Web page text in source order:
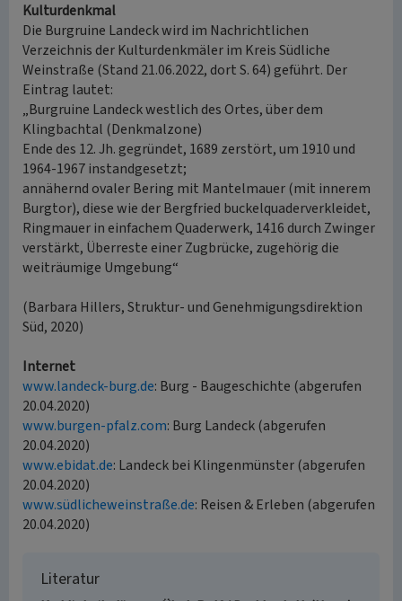
Kulturdenkmal
Die Burgruine Landeck wird im Nachrichtlichen
Verzeichnis der Kulturdenkmäler im Kreis Südliche
Weinstraße (Stand 21.06.2022, dort S. 64) geführt. Der
Eintrag lautet:
„Burgruine Landeck westlich des Ortes, über dem
Klingbachtal (Denkmalzone)
Ende des 12. Jh. gegründet, 1689 zerstört, um 1910 und
1964-1967 instandgesetzt;
annähernd ovaler Bering mit Mantelmauer (mit innerem
Burgtor), diese wie der Bergfried buckelquaderverkleidet,
Ringmauer in einfachem Quaderwerk, 1416 durch Zwinger
verstärkt, Überreste einer Zugbrücke, zugehörig die
weiträumige Umgebung“
(Barbara Hillers, Struktur- und Genehmigungsdirektion
Süd, 2020)
Internet
www.landeck-burg.de: Burg - Baugeschichte (abgerufen
20.04.2020)
www.burgen-pfalz.com: Burg Landeck (abgerufen
20.04.2020)
www.ebidat.de: Landeck bei Klingenmünster (abgerufen
20.04.2020)
www.südlicheweinstraße.de: Reisen & Erleben (abgerufen
20.04.2020)
Literatur